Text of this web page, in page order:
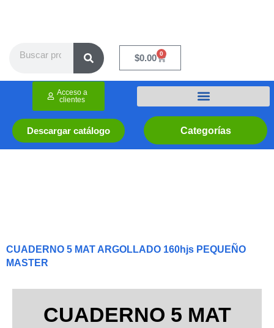
$0.00 0
Cart
Categorías
Descargar catálogo
Acceso a
clientes
CUADERNO 5 MAT ARGOLLADO 160hjs PEQUEÑO
MASTER
CUADERNO 5 MAT